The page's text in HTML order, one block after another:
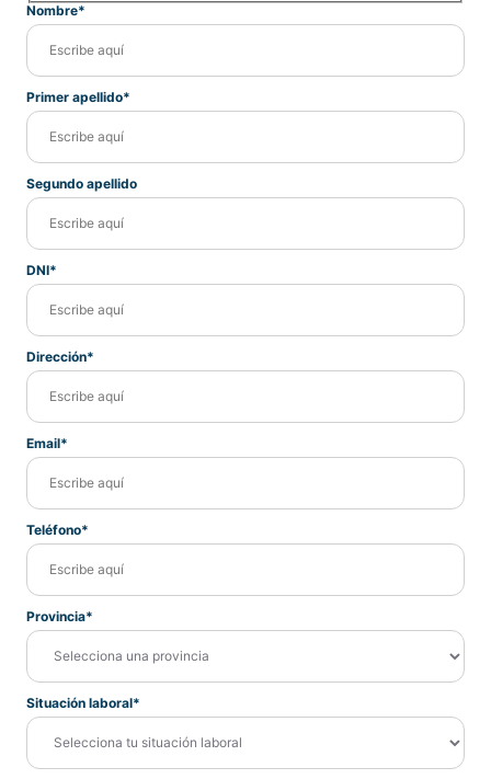
Nombre*
Primer apellido*
Segundo apellido
DNI*
Dirección*
Email*
Teléfono*
Provincia*
Situación laboral*